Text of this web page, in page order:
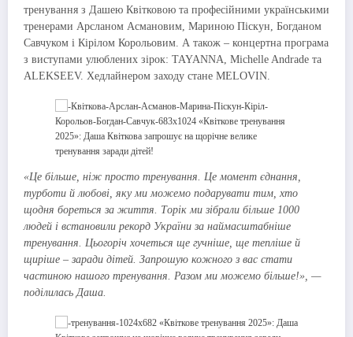
тренування з Дашею Квітковою та професійними українськими
тренерами Арсланом Асмановим, Мариною Піскун, Богданом
Савчуком і Кірілом Корольовим. А також – концертна програма
з виступами улюблених зірок: TAYANNA, Michelle Andrade та
ALEKSEEV. Хедлайнером заходу стане MELOVIN.
«Це більше, ніж просто тренування. Це момент єднання,
турботи й любові, яку ми можемо подарувати тим, хто
щодня бореться за життя. Торік ми зібрали більше 1000
людей і встановили рекорд України за наймасштабніше
тренування. Цьогоріч хочеться ще гучніше, ще тепліше й
щиріше – заради дітей. Запрошую кожного з вас стати
частиною нашого тренування. Разом ми можемо більше!», —
поділилась Даша.